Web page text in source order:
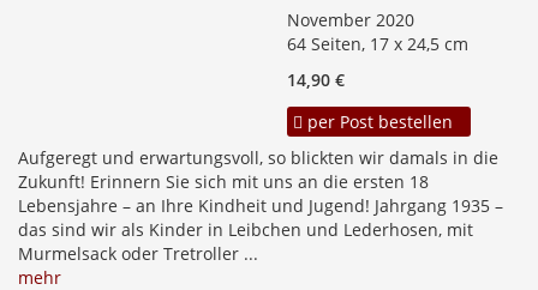
November 2020
64 Seiten, 17 x 24,5 cm
14,90 €
per Post bestellen
Aufgeregt und erwartungsvoll, so blickten wir damals in die
Zukunft! Erinnern Sie sich mit uns an die ersten 18
Lebensjahre – an Ihre Kindheit und Jugend! Jahrgang 1935 –
das sind wir als Kinder in Leibchen und Lederhosen, mit
Murmelsack oder Tretroller ...
mehr